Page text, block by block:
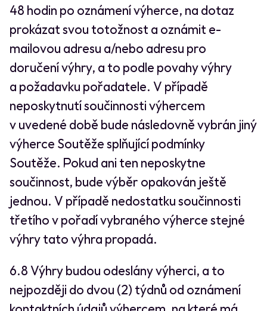
48 hodin po oznámení výherce, na dotaz
prokázat svou totožnost a oznámit e-
mailovou adresu a/nebo adresu pro
doručení výhry, a to podle povahy výhry
a požadavku pořadatele. V případě
neposkytnutí součinnosti výhercem
v uvedené době bude následovně vybrán jiný
výherce Soutěže splňující podmínky
Soutěže. Pokud ani ten neposkytne
součinnost, bude výběr opakován ještě
jednou. V případě nedostatku součinnosti
třetího v pořadí vybraného výherce stejné
výhry tato výhra propadá.
6.8 Výhry budou odeslány výherci, a to
nejpozději do dvou (2) týdnů od oznámení